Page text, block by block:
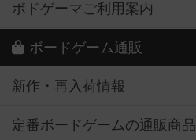
ボドゲーマご利用案内
ボードゲーム通販
新作・再入荷情報
定番ボードゲームの通販商品